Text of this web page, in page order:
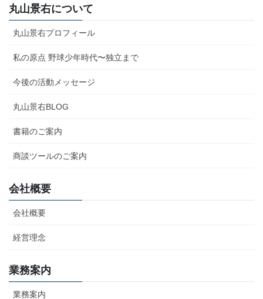
丸山景右について
丸山景右プロフィール
私の原点 野球少年時代〜独立まで
今後の活動メッセージ
丸山景右BLOG
書籍のご案内
商談ツールのご案内
会社概要
会社概要
経営理念
業務案内
業務案内